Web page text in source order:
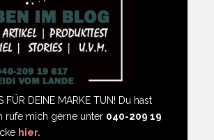
FÜR DEINE MARKE TUN! Du hast
rufe mich gerne unter 040-209 19
hier.